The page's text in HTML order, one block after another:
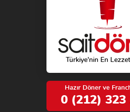
Türkiye'nin En
Hazır Döner ve
0 (212) 323